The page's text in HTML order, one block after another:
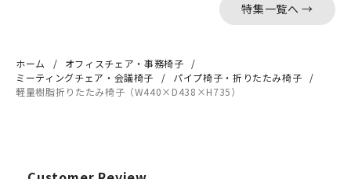
特集一覧へ →
ホーム
オフィスチェア・事務椅子
ミーティングチェア・会議椅子
パイプ椅子・折りたたみ椅子
軽量樹脂折りたたみ椅子（W440×D438×H735）